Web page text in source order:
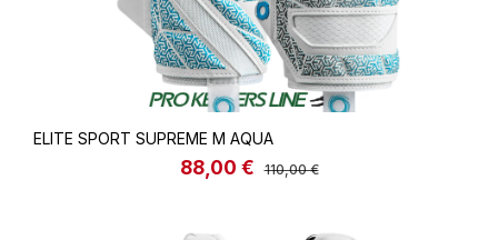
ELITE SPORT SUPREME M AQUA
Verkaufspreis:
88,00 € Regulärer Preis:
110,00 €